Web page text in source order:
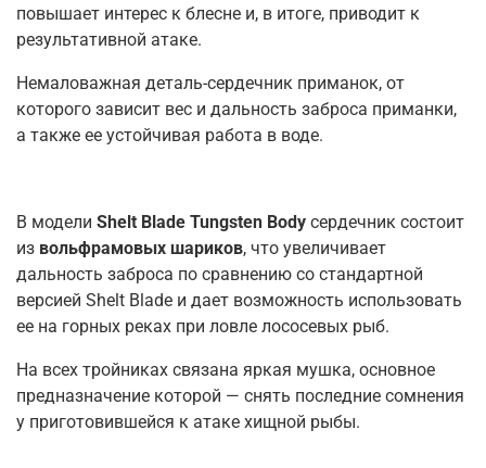
повышает интерес к блесне и, в итоге, приводит к
результативной атаке.
Немаловажная деталь-сердечник приманок, от
которого зависит вес и дальность заброса приманки,
а также ее устойчивая работа в воде.
В модели Shelt Blade Tungsten Body сердечник состоит
из вольфрамовых шариков, что увеличивает
дальность заброса по сравнению со стандартной
версией Shelt Blade и дает возможность использовать
ее на горных реках при ловле лососевых рыб.
На всех тройниках связана яркая мушка, основное
предназначение которой — снять последние сомнения
у приготовившейся к атаке хищной рыбы.